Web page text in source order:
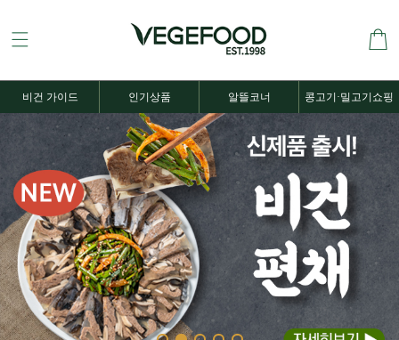
비건 가이드 인기상품 알뜰코너 콩고기·밀고기쇼핑